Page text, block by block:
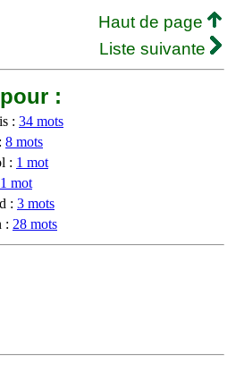
Haut de page
Liste suivante
:
: 34 mots
8 mots
: 1 mot
1 mot
: 3 mots
: 28 mots